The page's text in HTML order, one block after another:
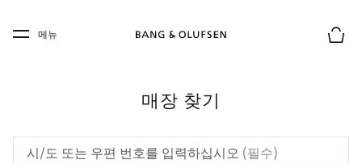
Skip to main footer
메뉴
매장 찾기
시/도 또는 우편 번호를 입력하십시오 (필수)